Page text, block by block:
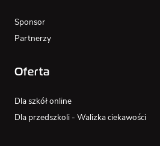
Sponsor
Partnerzy
Oferta
Dla szkół online
Dla przedszkoli - Walizka ciekawości